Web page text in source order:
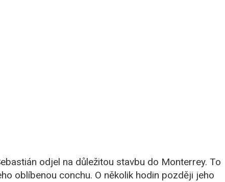
odjel na důležitou stavbu do Monterrey. To
oblíbenou conchu. O několik hodin později jeho